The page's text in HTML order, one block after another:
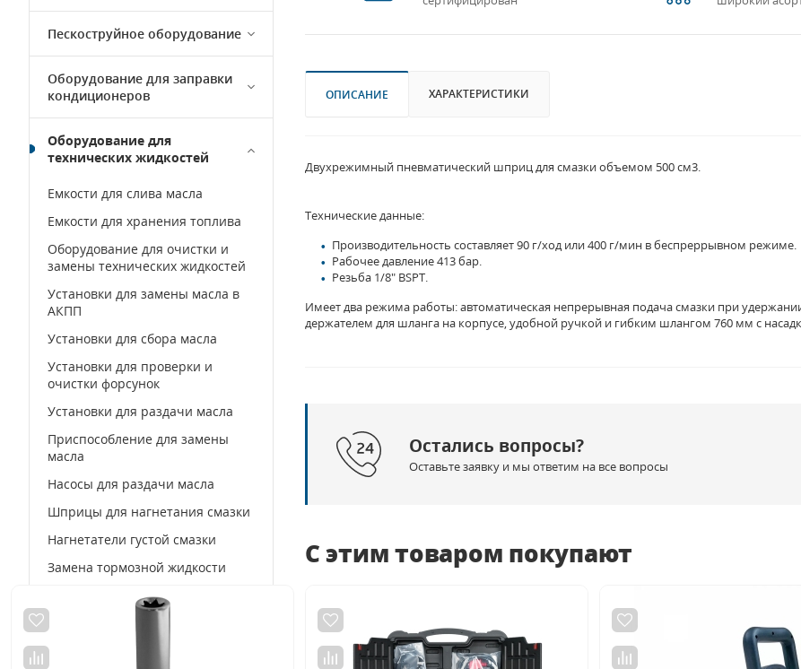
Пескоструйное оборудование
Оборудование для заправки
кондиционеров
Оборудование для
технических жидкостей
Емкости для слива масла
Емкости для хранения топлива
Оборудование для очистки и
замены технических жидкостей
Установки для замены масла в
АКПП
Установки для сбора масла
Установки для проверки и
очистки форсунок
Установки для раздачи масла
Приспособление для замены
масла
Насосы для раздачи масла
Шприцы для нагнетания смазки
Нагнетатели густой смазки
Замена тормозной жидкости
Шланги топливные
Щупы
ОПИСАНИЕ ХАРАКТЕРИСТИКИ
Двухрежимный пневматический шприц для смазки объемом 500 см3.
Технические данные:
Производительность составляет 90 г/ход или 400 г/мин в беспреррывном режиме.
Рабочее давление 413 бар.
Резьба 1/8" BSPT.
Имеет два режима работы: автоматическая непрерывная подача смазки при
держателем для шланга на корпусе, удобной ручкой и гибким шлангом 760 мм с
Остались вопросы?
Оставьте заявку и мы ответим на все вопросы
С этим товаром покупают